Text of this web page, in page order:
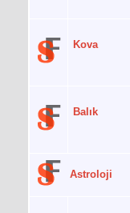
Kova
Balık
Astroloji